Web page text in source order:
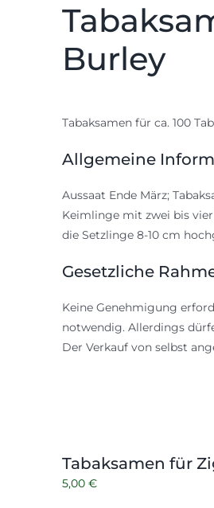
Burley
Tabaksamen für ca. 100
Allgemeine
Aussaat Ende März;
Keimlinge mit zwei bis
die Setzlinge 8-10 cm
Gesetzliche
Keine Genehmigung
notwendig. Allerdings
Der Verkauf von selbst
Tabaksamen für
5,00 €